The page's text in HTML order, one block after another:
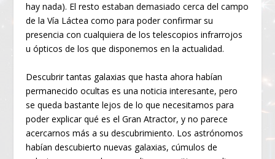
hay nada). El resto estaban demasiado cerca del campo
de la Vía Láctea como para poder confirmar su
presencia con cualquiera de los telescopios infrarrojos
u ópticos de los que disponemos en la actualidad.
Descubrir tantas galaxias que hasta ahora habían
permanecido ocultas es una noticia interesante, pero
se queda bastante lejos de lo que necesitamos para
poder explicar qué es el Gran Atractor, y no parece
acercarnos más a su descubrimiento. Los astrónomos
habían descubierto nuevas galaxias, cúmulos de